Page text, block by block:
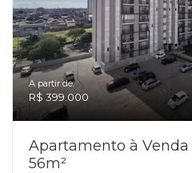
A partir de:
R$ 399.000
Apartamento à
56m²